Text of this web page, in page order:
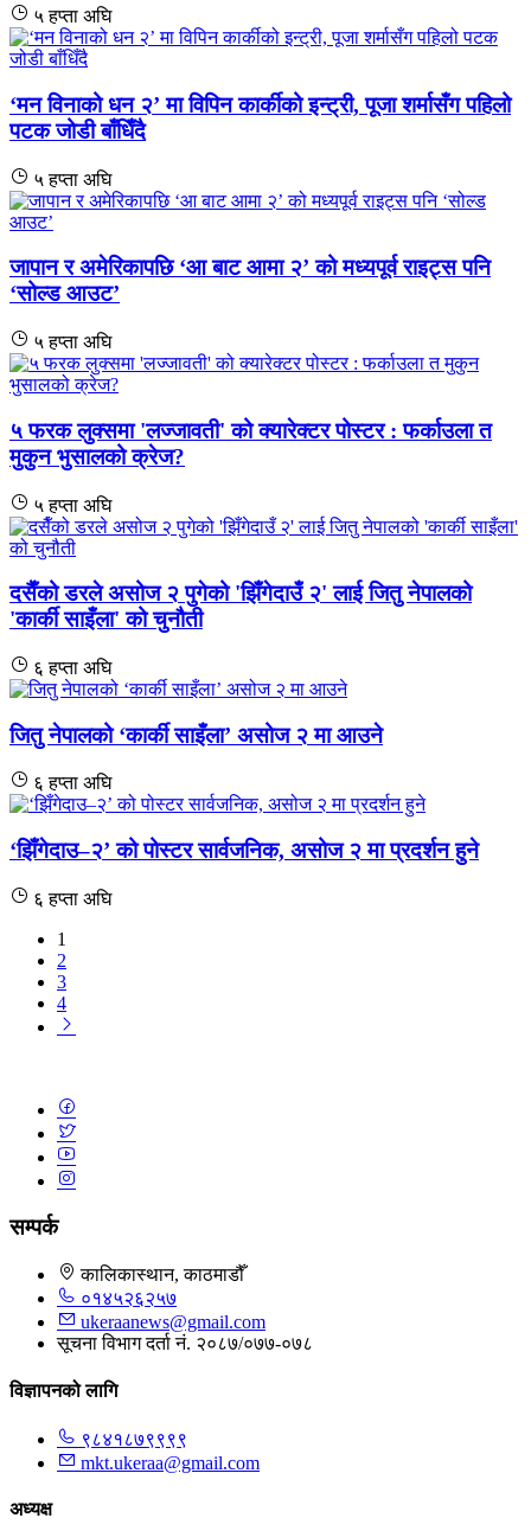
५ हप्ता अघि
‘मन विनाको धन २’ मा विपिन कार्कीको इन्ट्री, पूजा शर्मासँग पहिलो
पटक जोडी बाँधिँदै
५ हप्ता अघि
जापान र अमेरिकापछि ‘आ बाट आमा २’ को मध्यपूर्व राइट्स पनि
‘सोल्ड आउट’
५ हप्ता अघि
५ फरक लुक्समा 'लज्जावती' को क्यारेक्टर पोस्टर : फर्काउला त
मुकुन भुसालको क्रेज?
५ हप्ता अघि
दसैँको डरले असोज २ पुगेको 'झिँगेदाउँ २' लाई जितु नेपालको
'कार्की साइँला' को चुनौती
६ हप्ता अघि
जितु नेपालको ‘कार्की साइँला’ असोज २ मा आउने
६ हप्ता अघि
‘झिँगेदाउ–२’ को पोस्टर सार्वजनिक, असोज २ मा प्रदर्शन हुने
६ हप्ता अघि
1
2
3
4
सम्पर्क
कालिकास्थान, काठमाडौँ
०१४५२६२५७
ukeraanews@gmail.com
सूचना विभाग दर्ता नं. २०८७/०७७-०७८
विज्ञापनको लागि
९८४१८७९९९९
mkt.ukeraa@gmail.com
अध्यक्ष